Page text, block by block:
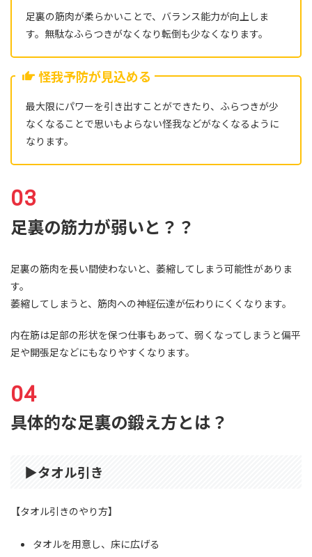
足裏の筋肉が柔らかいことで、バランス能力が向上しま
す。無駄なふらつきがなくなり転倒も少なくなります。
怪我予防が見込める
最大限にパワーを引き出すことができたり、ふらつきが少
なくなることで思いもよらない怪我などがなくなるように
なります。
足裏の筋力が弱いと？？
足裏の筋肉を長い間使わないと、萎縮してしまう可能性がありま
す。
萎縮してしまうと、筋肉への神経伝達が伝わりにくくなります。
内在筋は足部の形状を保つ仕事もあって、弱くなってしまうと偏平
足や開張足などにもなりやすくなります。
具体的な足裏の鍛え方とは？
▶︎タオル引き
【タオル引きのやり方】
タオルを用意し、床に広げる